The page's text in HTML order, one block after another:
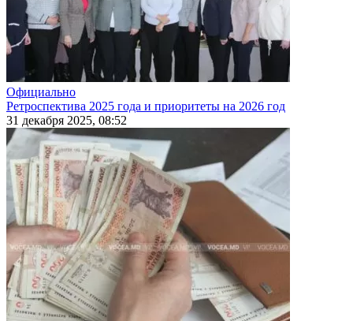
Официально
Ретроспектива 2025 года и приоритеты на 2026 год
31 декабря 2025, 08:52